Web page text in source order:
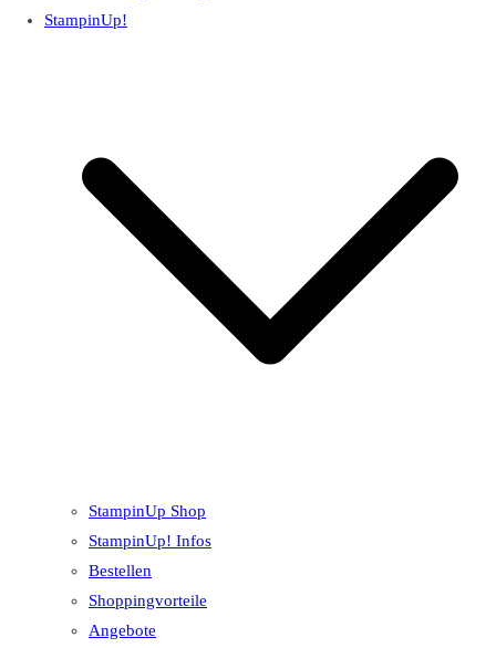
StampinUp!
StampinUp Shop
StampinUp! Infos
Bestellen
Shoppingvorteile
Angebote